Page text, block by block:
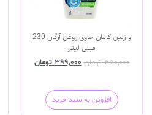
وازلین کامان حاوی روغن آرگان 230
میلی لیتر
۴۵۰,۰۰۰ تومان ۳۹۹,۰۰۰ تومان
افزودن به سبد خرید